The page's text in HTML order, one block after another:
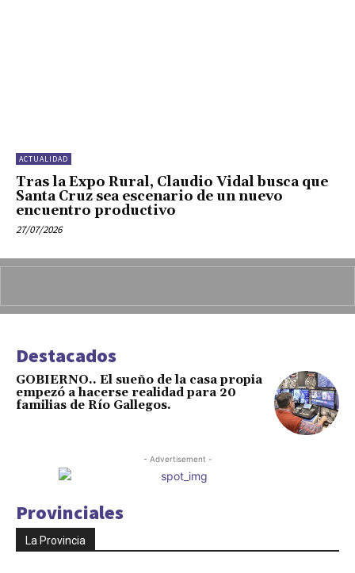
ACTUALIDAD
Tras la Expo Rural, Claudio Vidal busca que
Santa Cruz sea escenario de un nuevo
encuentro productivo
27/07/2026
Destacados
GOBIERNO.. El sueño de la casa propia
empezó a hacerse realidad para 20
familias de Río Gallegos.
- Advertisement -
Provinciales
La Provincia